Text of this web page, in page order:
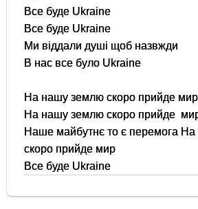
Все буде Ukraine
Все буде Ukraine
Ми віддали душі щоб назвжди
В нас все було Ukraine
На нашу землю скоро прийде мир
На нашу землю скоро прийде
Наше майбутнє то є перемога
скоро прийде мир
Все буде Ukraine